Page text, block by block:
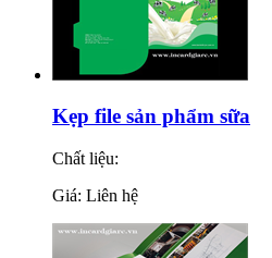
Kẹp file sản phẩm sữa
Chất liệu:
Giá: Liên hệ